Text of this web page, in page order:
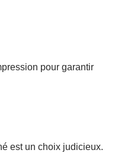
pour garantir
est un choix judicieux.